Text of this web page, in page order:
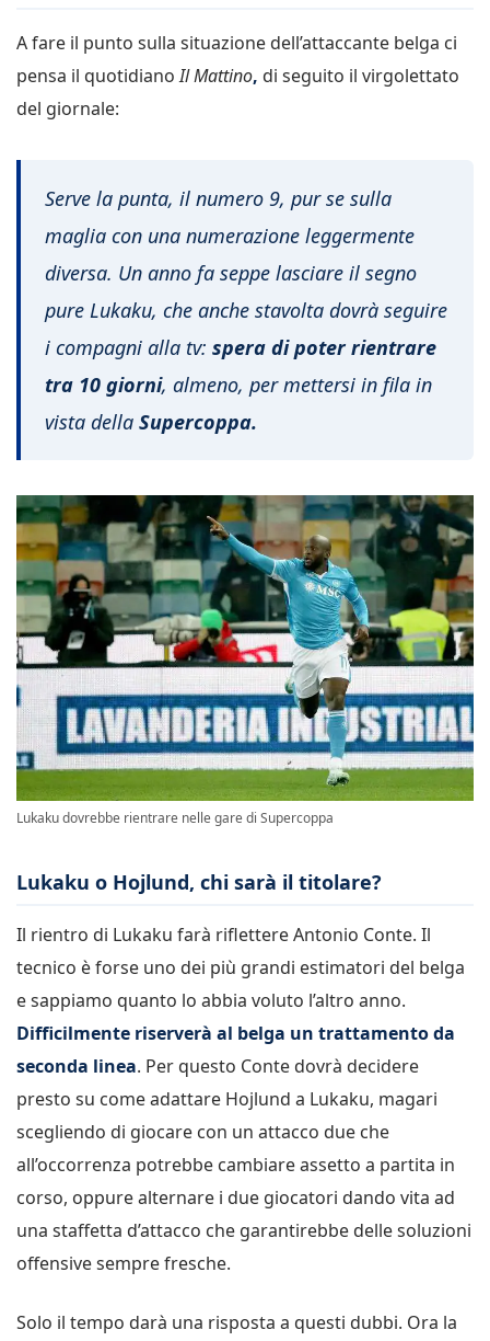
A fare il punto sulla situazione dell’attaccante belga ci
pensa il quotidianoIl Mattino, di seguito il virgolettato
del giornale:
Serve la punta, il numero 9, pur se sulla
maglia con una numerazione leggermente
diversa. Un anno fa seppe lasciare il segno
pure Lukaku, che anche stavolta dovrà seguire
i compagni alla tv: spera di poter rientrare
tra 10 giorni, almeno, per mettersi in fila in
vista della Supercoppa.
Lukaku dovrebbe rientrare nelle gare di Supercoppa
Lukaku o Hojlund, chi sarà il titolare?
Il rientro di Lukaku farà riflettere Antonio Conte. Il
tecnico è forse uno dei più grandi estimatori del belga
e sappiamo quanto lo abbia voluto l’altro anno.
Difficilmente riserverà al belga un trattamento da
seconda linea. Per questo Conte dovrà decidere
presto su come adattare Hojlund a Lukaku, magari
scegliendo di giocare con un attacco due che
all’occorrenza potrebbe cambiare assetto a partita in
corso, oppure alternare i due giocatori dando vita ad
una staffetta d’attacco che garantirebbe delle soluzioni
offensive sempre fresche.
Solo il tempo darà una risposta a questi dubbi. Ora la